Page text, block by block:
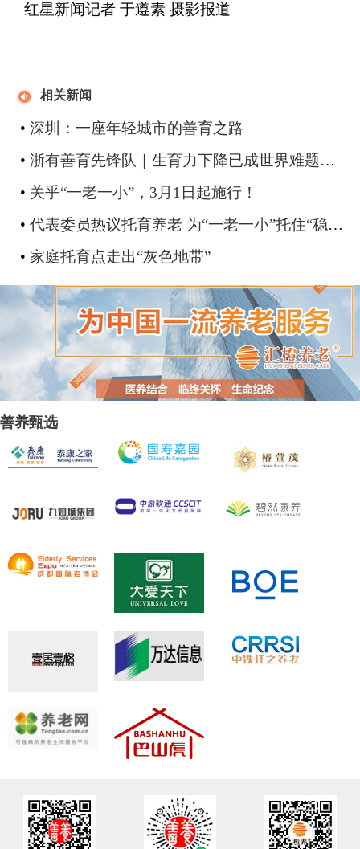
红星新闻记者 于遵素 摄影报道
相关新闻
• 深圳：一座年轻城市的善育之路
• 浙有善育先锋队｜生育力下降已成世界难题！这场“大地”保卫战，那么惊心又那么温柔
• 关乎“一老一小”，3月1日起施行！
• 代表委员热议托育养老 为“一老一小”托住“稳稳的幸福”
• 家庭托育点走出“灰色地带”
善养甄选